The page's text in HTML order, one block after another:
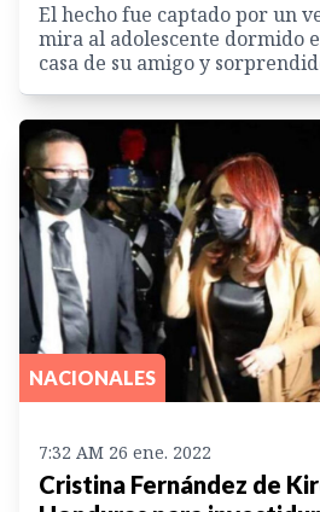
El hecho fue captado por un
mira al adolescente dormido
casa de su amigo y
NACIONALES
7:32 AM 26 ene. 2022
Cristina Fernández de